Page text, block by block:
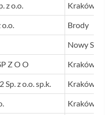
z o.o. Kraków
o.o. Brody
Nowy Sącz
Z O O Kraków
z o.o. sp.k. Kraków
Kraków